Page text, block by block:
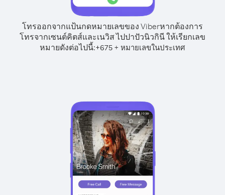
โทรออกจากแป้นกดหมายเลขของ Viberหากต้องการ
โทรจากเซนต์คิตส์และเนวิส ไปปาปัวนิวกินี ให้เรียกเลข
หมายดังต่อไปนี้:+675 + หมายเลขในประเทศ